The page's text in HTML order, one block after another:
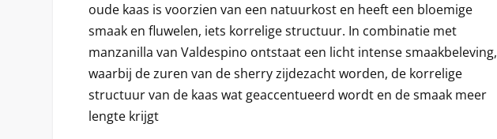
oude kaas is voorzien van een natuurkost en heeft een bloemige
smaak en fluwelen, iets korrelige structuur. In combinatie met
manzanilla van Valdespino ontstaat een licht intense smaakbeleving,
waarbij de zuren van de sherry zijdezacht worden, de korrelige
structuur van de kaas wat geaccentueerd wordt en de smaak meer
lengte krijgt